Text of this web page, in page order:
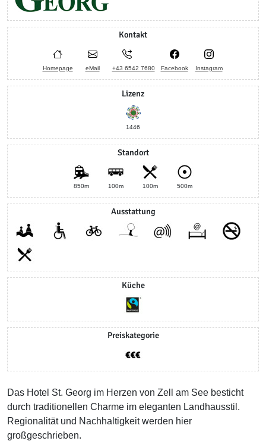
Kontakt
Homepage eMail +43 6542 7680 Facebook Instagram
Lizenz
1446
Standort
850m 100m 100m 500m
Ausstattung
Küche
Preiskategorie
Das Hotel St. Georg im Herzen von Zell am See besticht
durch traditionellen Charme im eleganten Landhausstil.
Regionalität und Nachhaltigkeit werden hier
großgeschrieben.